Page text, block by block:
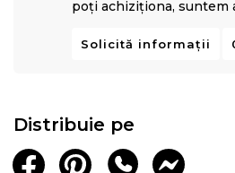
poți achiziționa, suntem
Solicită informații
Distribuie pe